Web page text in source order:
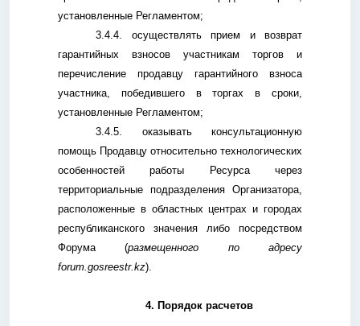
установленные Регламентом;
3.4.4. осуществлять прием и возврат
гарантийных взносов участникам торгов и
перечисление продавцу гарантийного взноса
участника, победившего в торгах в сроки,
установленные Регламентом;
3.4.5. оказывать консультационную
помощь Продавцу относительно технологических
особенностей работы Ресурса через
территориальные подразделения Организатора,
расположенные в областных центрах и городах
республиканского значения либо посредством
Форума (размещенного по адресу
forum.gosreestr.kz).
4. Порядок расчетов